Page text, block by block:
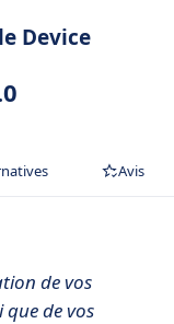
Device
Avis
de vos
de vos